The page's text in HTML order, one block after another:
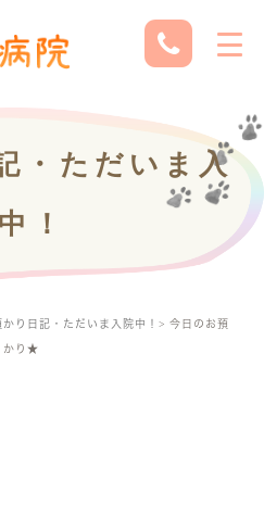
・ただいま入
！
かり日記・ただいま入院中！ 今日のお預
かり★